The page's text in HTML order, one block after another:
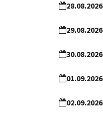
28.08.2026
29.08.2026
30.08.2026
01.09.2026
02.09.2026